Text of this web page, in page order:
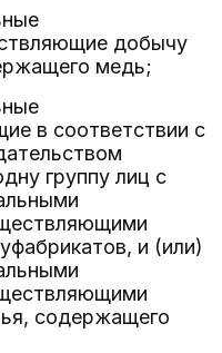
добычу
медь;
в соответствии с
группу лиц с
и (или)
содержащего